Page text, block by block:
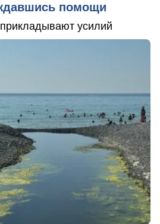
помощи
усилий